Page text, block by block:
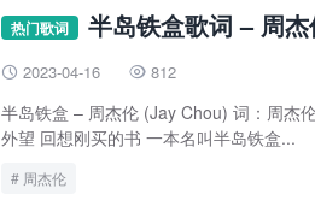
热门歌词 半岛铁盒歌词 – 周
 2023-04-16  812
半岛铁盒 – 周杰伦 (Jay Chou) 词：周杰
外望 回想刚买的书 一本名叫半岛铁盒...
周杰伦